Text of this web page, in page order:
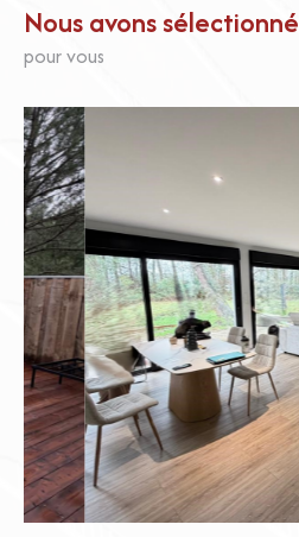
Nous avons sélectionné
pour vous